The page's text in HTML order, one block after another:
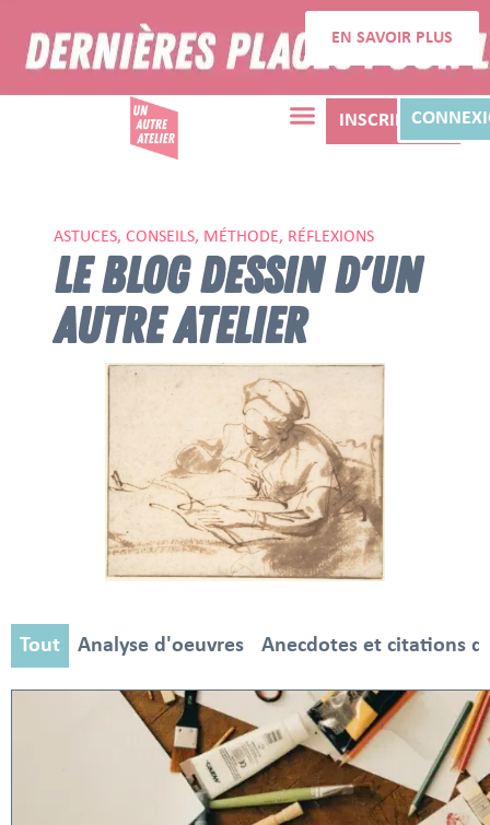
EN SAVOIR PLUS
INSCRIPTION
ASTUCES, CONSEILS, MÉTHODE, RÉFLEXIONS
LE BLOG DESSIN D'UN
AUTRE ATELIER
Analyse d'oeuvres Anecdotes et citations
Tout